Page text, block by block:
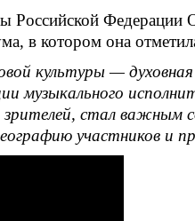
Российской Федерации
в котором она
культуры —
музыкального
зрителей, стал
участников и